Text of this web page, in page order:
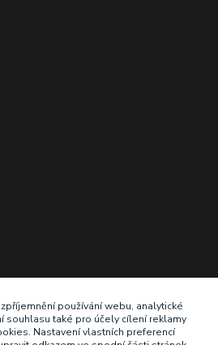
používání webu, analytické
souhlasu také pro účely cílení reklamy
Nastavení vlastních preferencí